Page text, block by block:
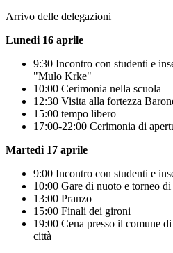
Arrivo delle delegazioni
Lunedi 16 aprile
9:30 Incontro con studenti e
"Mulo Krke"
10:00 Cerimonia nella scuola
12:30 Visita alla fortezza
15:00 tempo libero
17:00-22:00 Cerimonia di
Martedi 17 aprile
9:00 Incontro con studenti e
10:00 Gare di nuoto e torneo di
13:00 Pranzo
15:00 Finali dei gironi
19:00 Cena presso il comune
città